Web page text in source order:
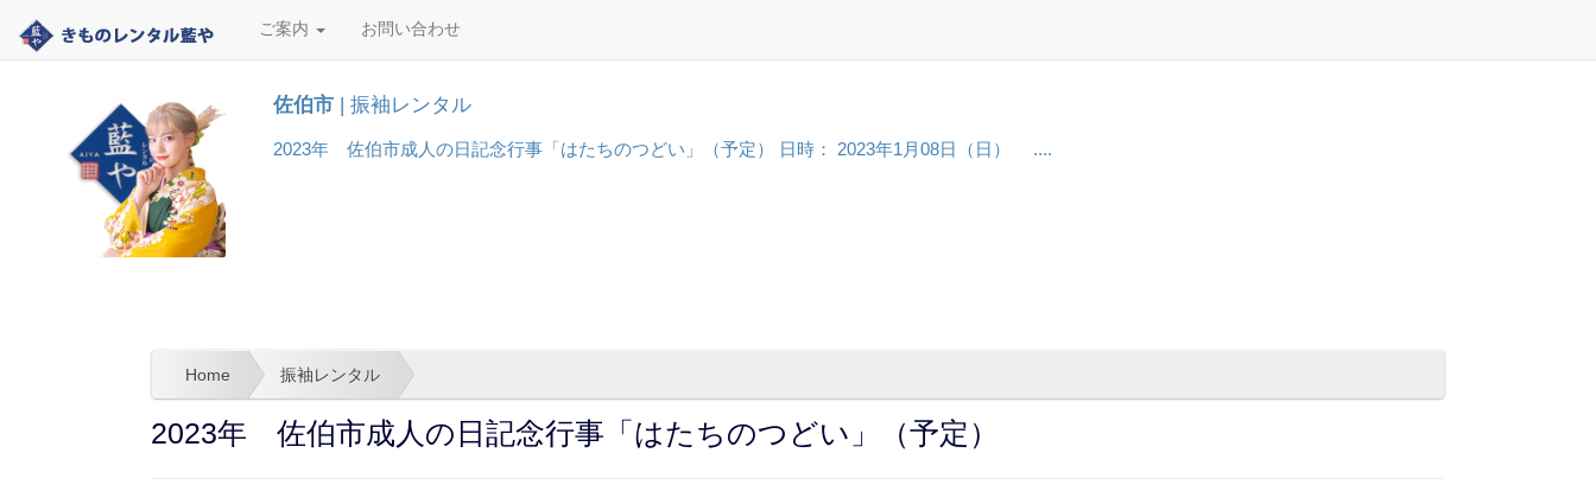
ご案内 お問い合わせ
佐伯市 | 振袖レンタル
2023年 佐伯市成人の日記念行事「はたちのつどい」（予定） 日時： 2023年1月08日（日） ....
Home 振袖レンタル
2023年 佐伯市成人の日記念行事「はたちのつどい」（予定）